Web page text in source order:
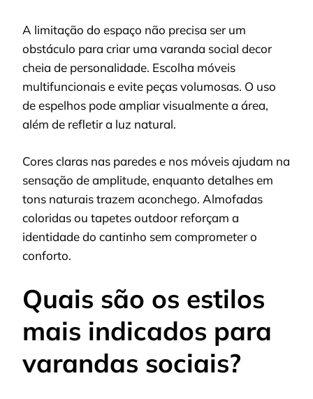
A limitação do espaço não precisa ser um
obstáculo para criar uma varanda social decor
cheia de personalidade. Escolha móveis
multifuncionais e evite peças volumosas. O uso
de espelhos pode ampliar visualmente a área,
além de refletir a luz natural.
Cores claras nas paredes e nos móveis ajudam na
sensação de amplitude, enquanto detalhes em
tons naturais trazem aconchego. Almofadas
coloridas ou tapetes outdoor reforçam a
identidade do cantinho sem comprometer o
conforto.
Quais são os estilos
mais indicados para
varandas sociais?